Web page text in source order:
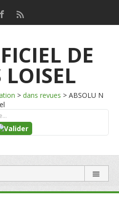
DE
LOISEL
> dans revues > ABSOLU N